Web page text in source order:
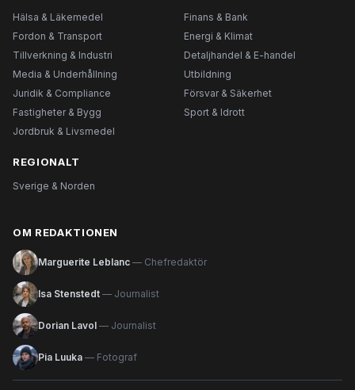
Hälsa & Läkemedel
Finans & Bank
Fordon & Transport
Energi & Klimat
Tillverkning & Industri
Detaljhandel & E-handel
Media & Underhållning
Utbildning
Juridik & Compliance
Försvar & Säkerhet
Fastigheter & Bygg
Sport & Idrott
Jordbruk & Livsmedel
REGIONALT
Sverige & Norden
OM REDAKTIONEN
Marguerite Leblanc — Chefredaktör
Isa Stenstedt — Journalist
Dorian Lavol — Journalist
Pia Luuka — Fotograf